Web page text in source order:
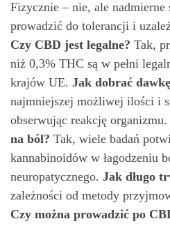
Fizycznie – nie, ale
prowadzić do tolerancji i
Czy CBD jest legalne? Tak,
niż 0,3% THC są w pełni
krajów UE. Jak dobrać
najmniejszej możliwej ilości i
obserwując reakcję organizmu.
na ból? Tak, wiele badań
kannabinoidów w łagodzeniu
neuropatycznego. Jak długo
zależności od metody
Czy można prowadzić po